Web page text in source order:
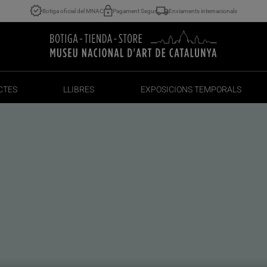
Botiga oficial del MNAC Pagament Segur Enviaments internacionals
LLIBRES
LLIBRES
EXPOSICIONS TEMPORALS
EXPOSICIONS TEMPORALS